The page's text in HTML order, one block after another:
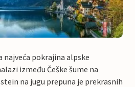
najveća pokrajina alpske
između Češke šume na
na jugu prepuna je prekrasnih